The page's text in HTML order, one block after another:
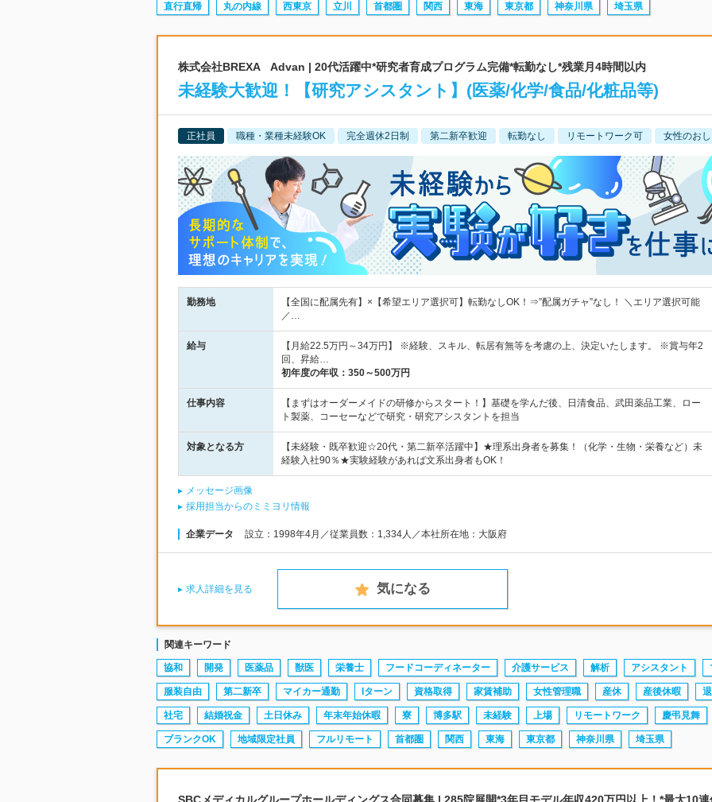
直行直帰 丸の内線 西東京 立川 首都圏 関西 東海 東京都 神奈川県 埼玉県
株式会社BREXA Advan | 20代活躍中*研究者育成プログラム完備*転勤なし*残業月4時間以内
未経験大歓迎！【研究アシスタント】(医薬/化学/食品/化粧品等)
正社員 職種・業種未経験OK 完全週休2日制 第二新卒歓迎 転勤なし リモートワーク可 女性のお
勤務地
【全国に配属先有】×【希望エリア選択可】転勤なしOK！⇒”配属ガチャ”なし！ ＼エリア選択可能
／…
給与
【月給22.5万円～34万円】 ※経験、スキル、転居有無等を考慮の上、決定いたします。 ※賞与年2
回、昇給…
初年度の年収： 350～500万円
仕事内容
【まずはオーダーメイドの研修からスタート！】基礎を学んだ後、日清食品、武田薬品工業、ロー
ト製薬、コーセーなどで研究・研究アシスタントを担当
対象となる方
【未経験・既卒歓迎☆20代・第二新卒活躍中】★理系出身者を募集！（化学・生物・栄養など）未
経験入社90％★実験経験があれば文系出身者もOK！
メッセージ画像
採用担当からのミミヨリ情報
企業データ 設立：1998年4月／従業員数：1,334人／本社所在地：大阪府
求人詳細を見る 気になる
関連キーワード
協和 開発 医薬品 獣医 栄養士 フードコーディネーター 介護サービス 解析 アシスタント
服装自由 第二新卒 マイカー通勤 Iターン 資格取得 家賃補助 女性管理職 産休 産後休暇
社宅 結婚祝金 土日休み 年末年始休暇 寮 博多駅 未経験 上場 リモートワーク 慶弔見舞
ブランクOK 地域限定社員 フルリモート 首都圏 関西 東海 東京都 神奈川県 埼玉県